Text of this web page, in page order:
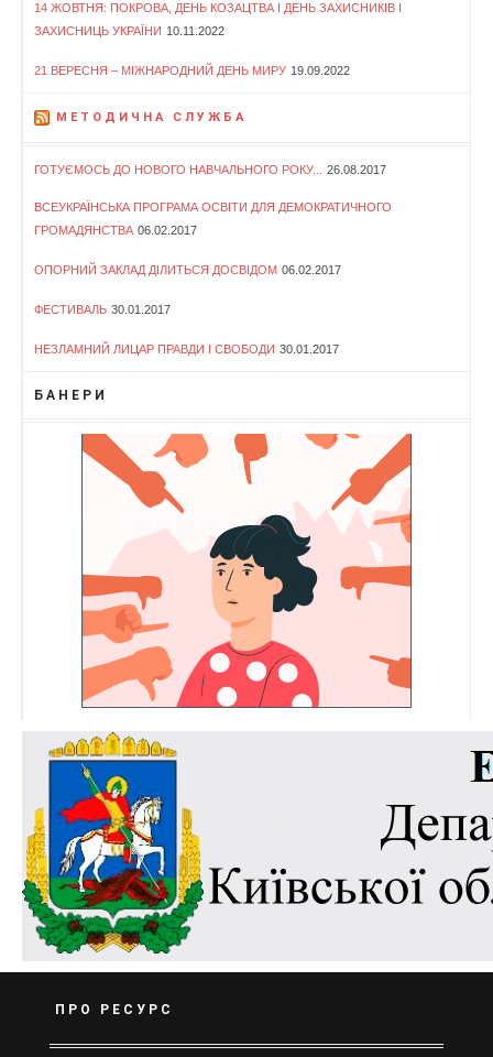
14 ЖОВТНЯ: ПОКРОВА, ДЕНЬ КОЗАЦТВА І ДЕНЬ ЗАХИСНИКІВ І
ЗАХИСНИЦЬ УКРАЇНИ 10.11.2022
21 ВЕРЕСНЯ – МІЖНАРОДНИЙ ДЕНЬ МИРУ 19.09.2022
МЕТОДИЧНА СЛУЖБА
ГОТУЄМОСЬ ДО НОВОГО НАВЧАЛЬНОГО РОКУ... 26.08.2017
ВСЕУКРАЇНСЬКА ПРОГРАМА ОСВІТИ ДЛЯ ДЕМОКРАТИЧНОГО
ГРОМАДЯНСТВА 06.02.2017
ОПОРНИЙ ЗАКЛАД ДІЛИТЬСЯ ДОСВІДОМ 06.02.2017
ФЕСТИВАЛЬ 30.01.2017
НЕЗЛАМНИЙ ЛИЦАР ПРАВДИ І СВОБОДИ 30.01.2017
БАНЕРИ
ПРО РЕСУРС